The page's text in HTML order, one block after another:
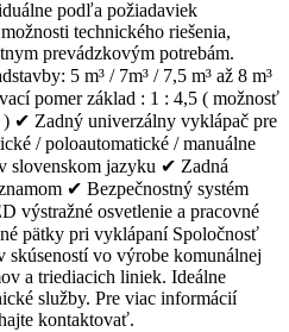
podľa požiadaviek
technického riešenia,
prevádzkovým potrebám.
5 m³ / 7m³ / 7,5 m³ až 8 m³
pomer základ : 1 : 4,5 ( možnosť
) ✔ Zadný univerzálny vyklápač pre
/ poloautomatické / manuálne
jazyku ✔ Zadná
✔ Bezpečnostný systém
výstražné osvetlenie a pracovné
pätky pri vyklápaní Spoločnosť
vo výrobe komunálnej
a triediacich liniek. Ideálne
služby. Pre viac informácií
kontaktovať.